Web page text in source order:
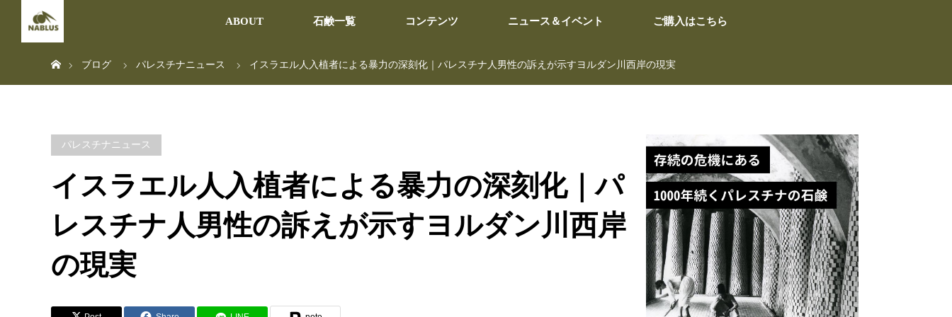
ABOUT 石鹸一覧 コンテンツ ニュース＆イベント ご購入はこちら
ブログ
パレスチナニュース イスラエル人入植者による暴力の深刻化｜パレスチナ人男性の訴えが示すヨルダン川西岸の現実
パレスチナニュース
イスラエル人入植者による暴力の深刻化｜パ
レスチナ人男性の訴えが示すヨルダン川西岸
の現実